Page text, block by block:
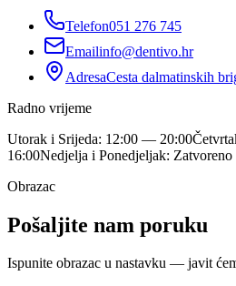
Telefon051 276 745
Emailinfo@dentivo.hr
AdresaCesta dalmatinskih
Radno vrijeme
Utorak i Srijeda: 12:00 — 20:00
16:00Nedjelja i Ponedjeljak: Zatvoreno
Obrazac
Pošaljite nam poruku
Ispunite obrazac u nastavku — javit